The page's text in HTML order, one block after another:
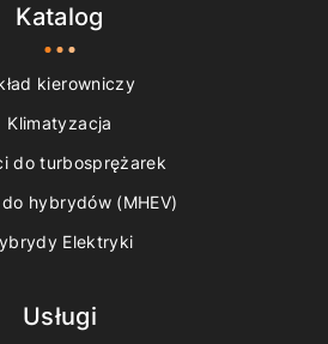
Katalog
kierowniczy
Klimatyzacja
do turbosprężarek
hybrydów (MHEV)
Elektryki
Usługi